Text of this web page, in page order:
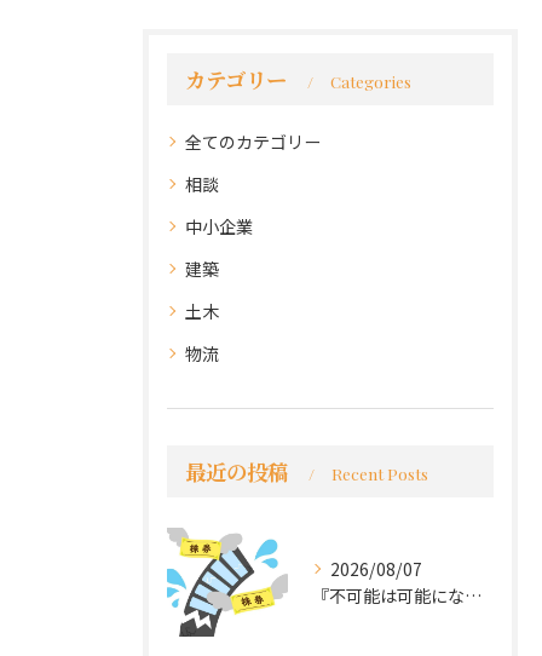
カテゴリー Categories
全てのカテゴリー
相談
中小企業
建築
土木
物流
最近の投稿 Recent Posts
2026/08/07
『不可能は可能になる』